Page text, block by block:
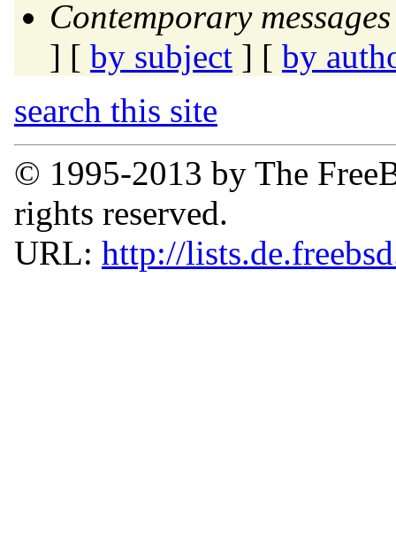
Contemporary
] [ by subject ] [ by
search this site
© 1995-2013 by The
rights reserved.
URL: http://